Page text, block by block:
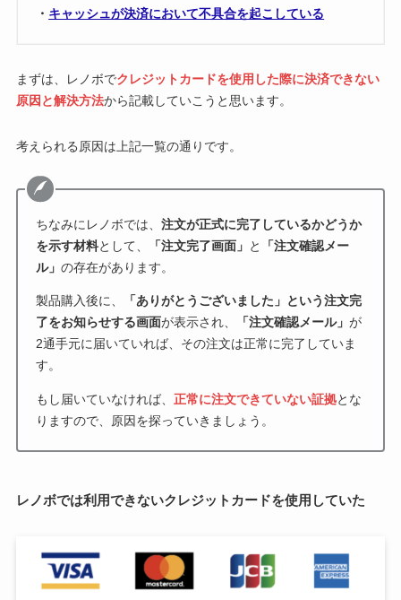
・ キャッシュが決済において不具合を起こしている
まずは、レノボでクレジットカードを使用した際に決済できない
原因と解決方法から記載していこうと思います。
考えられる原因は上記一覧の通りです。
ちなみにレノボでは、注文が正式に完了しているかどうか
を示す材料として、 「注文完了画面」 と
「注文確認メー
ル」の存在があります。
製品購入後に、
「ありがとうございました」という注文完
了をお知らせする画面が表示され、 「注文確認メール」が
2通手元に届いていれば、その注文は正常に完了していま
す。
もし届いていなければ、正常に注文できていない証拠とな
りますので、原因を探っていきましょう。
レノボでは利用できないクレジットカードを使用していた